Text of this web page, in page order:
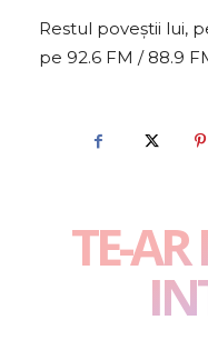
Restul poveștii lui,
pe 92.6 FM / 88.9
TE-